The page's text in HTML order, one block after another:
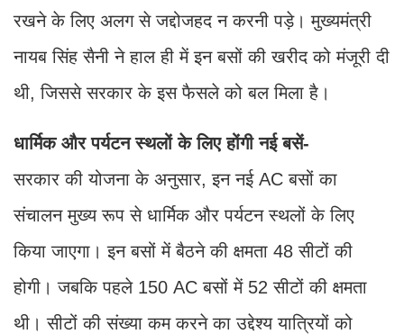
रखने के लिए अलग से जद्दोजहद न करनी पड़े। मुख्यमंत्री
नायब सिंह सैनी ने हाल ही में इन बसों की खरीद को मंजूरी दी
थी, जिससे सरकार के इस फैसले को बल मिला है।
धार्मिक और पर्यटन स्थलों के लिए होंगी नई बसें-
सरकार की योजना के अनुसार, इन नई AC बसों का
संचालन मुख्य रूप से धार्मिक और पर्यटन स्थलों के लिए
किया जाएगा। इन बसों में बैठने की क्षमता 48 सीटों की
होगी। जबकि पहले 150 AC बसों में 52 सीटों की क्षमता
थी। सीटों की संख्या कम करने का उद्देश्य यात्रियों को